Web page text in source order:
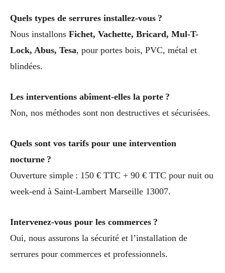
Quels types de serrures installez-vous ?
Nous installons Fichet, Vachette, Bricard, Mul-T-
Lock, Abus, Tesa, pour portes bois, PVC, métal et
blindées.
Les interventions abîment-elles la porte ?
Non, nos méthodes sont non destructives et sécurisées.
Quels sont vos tarifs pour une intervention
nocturne ?
Ouverture simple : 150 € TTC + 90 € TTC pour nuit ou
week-end à Saint-Lambert Marseille 13007.
Intervenez-vous pour les commerces ?
Oui, nous assurons la sécurité et l’installation de
serrures pour commerces et professionnels.